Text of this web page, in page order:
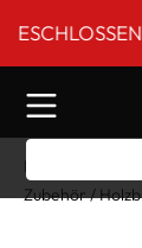
springen
Home
Zubehör /